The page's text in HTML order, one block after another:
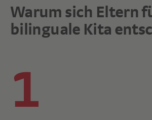
Warum sich Eltern
bilinguale Kita
1